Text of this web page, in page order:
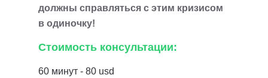
должны справляться с этим кризисом
в одиночку!
Стоимость консультации:
60 минут - 80 usd